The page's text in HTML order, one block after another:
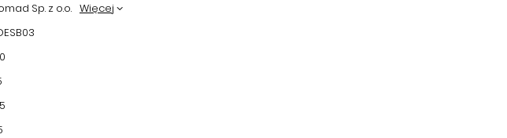
Sp. z o.o. Więcej